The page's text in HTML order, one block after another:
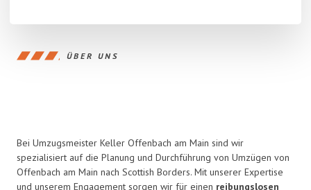
ÜBER UNS
Bei Umzugsmeister Keller Offenbach am Main sind wir
spezialisiert auf die Planung und Durchführung von Umzügen von
Offenbach am Main nach Scottish Borders. Mit unserer Expertise
und unserem Engagement sorgen wir für einen reibungslosen